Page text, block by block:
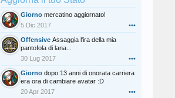
Giorno mercatino aggiornato!
5 Dic 2017
•••
Offensive Assaggia l'ira della mia
pantofola di lana...
30 Lug 2017
•••
Giorno dopo 13 anni di onorata carriera
era ora di cambiare avatar :D
20 Apr 2017
•••